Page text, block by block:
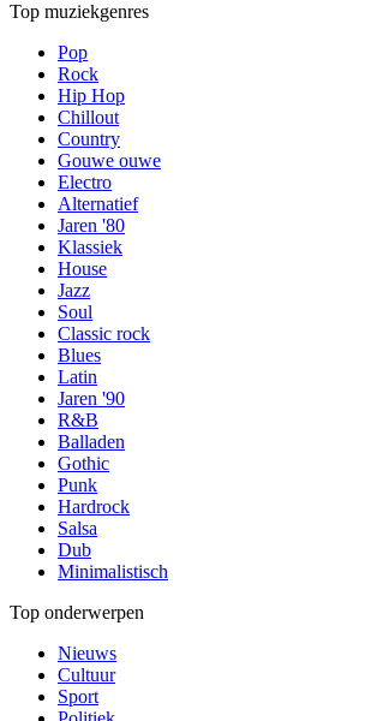
Top muziekgenres
Pop
Rock
Hip Hop
Chillout
Country
Gouwe ouwe
Electro
Alternatief
Jaren '80
Klassiek
House
Jazz
Soul
Classic rock
Blues
Latin
Jaren '90
R&B
Balladen
Gothic
Punk
Hardrock
Salsa
Dub
Minimalistisch
Top onderwerpen
Nieuws
Cultuur
Sport